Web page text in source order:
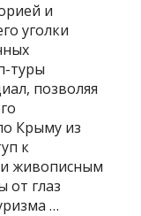
и
уголки
туры
позволяя
Крыму из
к
живописным
от глаз
…